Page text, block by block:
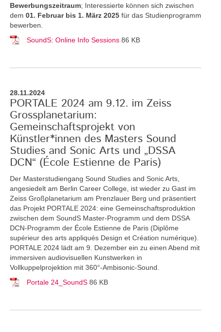
Bewerbungszeitraum; Interessierte können sich zwischen
dem 01. Februar bis 1. März 2025 für das Studienprogramm
bewerben.
SoundS: Online Info Sessions 86 KB
28.11.2024
PORTALE 2024 am 9.12. im Zeiss
Grossplanetarium:
Gemeinschaftsprojekt von
Künstler*innen des Masters Sound
Studies and Sonic Arts und „DSSA
DCN“ (École Estienne de Paris)
Der Masterstudiengang Sound Studies and Sonic Arts,
angesiedelt am Berlin Career College, ist wieder zu Gast im
Zeiss Großplanetarium am Prenzlauer Berg und präsentiert
das Projekt PORTALE 2024: eine Gemeinschaftsproduktion
zwischen dem SoundS Master-Programm und dem DSSA
DCN-Programm der École Estienne de Paris (Diplôme
supérieur des arts appliqués Design et Création numérique).
PORTALE 2024 lädt am 9. Dezember ein zu einen Abend mit
immersiven audiovisuellen Kunstwerken in
Vollkuppelprojektion mit 360°-Ambisonic-Sound.
Portale 24_SoundS 86 KB